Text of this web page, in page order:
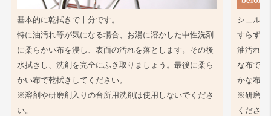
基本的に乾拭きで十分です。
特に油汚れ等が気になる場合、お湯に溶かした中性洗剤
に柔らかい布を浸し、表面の汚れを落とします。その後
水拭きし、洗剤を完全にふき取りましょう。最後に柔ら
かい布で乾拭きしてください。
※溶剤や研磨剤入りの台所用洗剤は使用しないでくださ
い。
シェル同
すらず、
油汚れ等
な布で軽
かな布で
※研磨剤
ください